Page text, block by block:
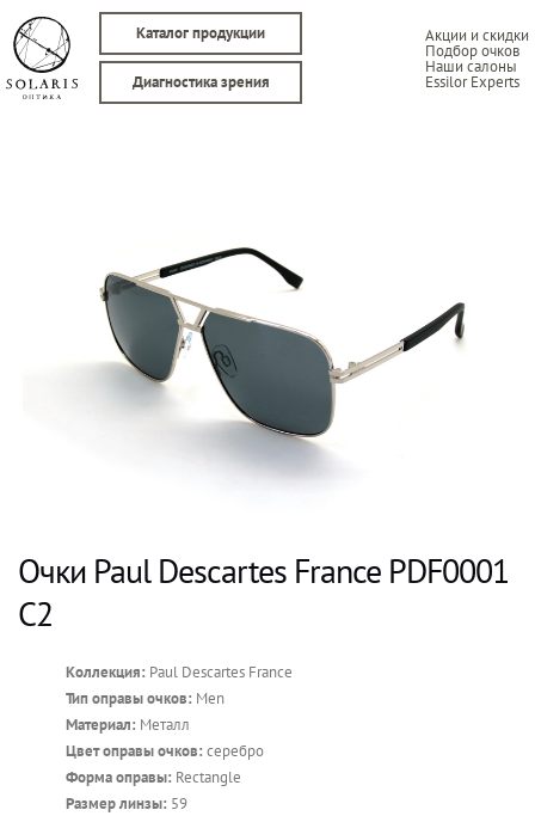
Каталог продукции Акции и скидки
Подбор очков
Наши салоны
Essilor Experts
Диагностика зрения
Очки Paul Descartes France PDF0001
C2
Коллекция: Paul Descartes France
Тип оправы очков: Men
Материал: Металл
Цвет оправы очков: серебро
Форма оправы: Rectangle
Размер линзы: 59